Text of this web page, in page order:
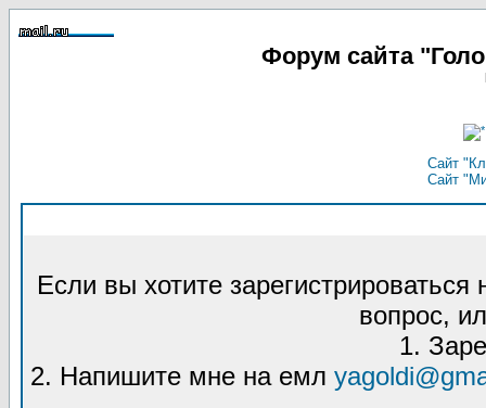
Форум сайта
Сайт
Сайт
Если вы хотите
вопрос,
1.
2. Напишите мне на емл